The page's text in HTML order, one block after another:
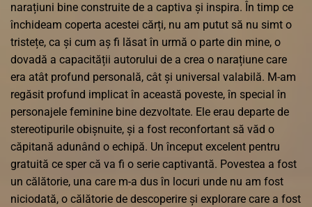
narațiuni bine construite de a captiva și inspira. În timp ce
închideam coperta acestei cărți, nu am putut să nu simt o
tristețe, ca și cum aș fi lăsat în urmă o parte din mine, o
dovadă a capacității autorului de a crea o narațiune care
era atât profund personală, cât și universal valabilă. M-am
regăsit profund implicat în această poveste, în special în
personajele feminine bine dezvoltate. Ele erau departe de
stereotipurile obișnuite, și a fost reconfortant să văd o
căpitană adunând o echipă. Un început excelent pentru
gratuită ce sper că va fi o serie captivantă. Povestea a fost
un călătorie, una care m-a dus în locuri unde nu am fost
niciodată, o călătorie de descoperire și explorare care a fost